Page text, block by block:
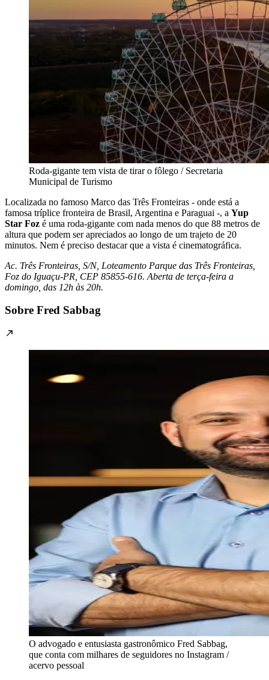
Roda-gigante tem vista de tirar o fôlego / Secretaria
Municipal de Turismo
Localizada no famoso Marco das Três Fronteiras - onde está a
famosa tríplice fronteira de Brasil, Argentina e Paraguai -, a Yup
Star Foz é uma roda-gigante com nada menos do que 88 metros de
altura que podem ser apreciados ao longo de um trajeto de 20
minutos. Nem é preciso destacar que a vista é cinematográfica.
Ac. Três Fronteiras, S/N, Loteamento Parque das Três Fronteiras,
Foz do Iguaçu-PR, CEP 85855-616. Aberta de terça-feira a
domingo, das 12h às 20h.
Sobre Fred Sabbag
O advogado e entusiasta gastronômico Fred Sabbag,
que conta com milhares de seguidores no Instagram /
acervo pessoal